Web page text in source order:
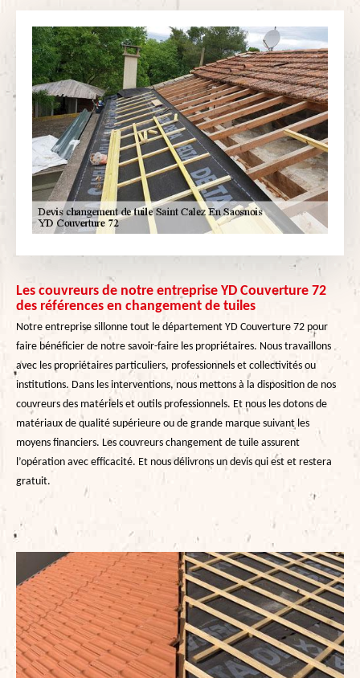
Les couvreurs de notre entreprise YD Couverture 72
des références en changement de tuiles
Notre entreprise sillonne tout le département YD Couverture 72 pour
faire bénéficier de notre savoir-faire les propriétaires. Nous travaillons
avec les propriétaires particuliers, professionnels et collectivités ou
institutions. Dans les interventions, nous mettons à la disposition de nos
couvreurs des matériels et outils professionnels. Et nous les dotons de
matériaux de qualité supérieure ou de grande marque suivant les
moyens financiers. Les couvreurs changement de tuile assurent
l’opération avec efficacité. Et nous délivrons un devis qui est et restera
gratuit.